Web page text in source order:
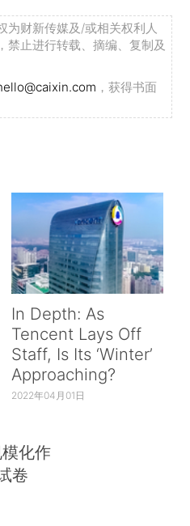
为财新传媒及/或相关权利人
禁止进行转载、摘编、复制及
，获得书面
In Depth: As
Tencent Lays Off
Staff, Is Its ‘Winter’
Approaching?
2022年04月01日
化作
卷